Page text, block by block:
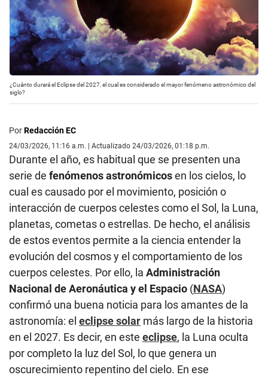
¿Cuánto durará el Eclipse del 2027, el cual es considerado el mayor fenómeno astronómico del
siglo?
PorRedacción EC
24/03/2026, 11:16 a.m. | Actualizado 24/03/2026, 01:18 p.m.
Durante el año, es habitual que se presenten una
serie de fenómenos astronómicosen los cielos, lo
cual es causado por el movimiento, posición o
interacción de cuerpos celestes como el Sol, la Luna,
planetas, cometas o estrellas. De hecho, el análisis
de estos eventos permite a la ciencia entender la
evolución del cosmos y el comportamiento de los
cuerpos celestes. Por ello, la Administración
Nacional de Aeronáutica y el Espacio (NASA)
confirmó una buena noticia para los amantes de la
astronomía: el eclipse solar más largo de la historia
en el 2027. Es decir, en este eclipse, la Luna oculta
por completo la luz del Sol, lo que genera un
oscurecimiento repentino del cielo. En ese